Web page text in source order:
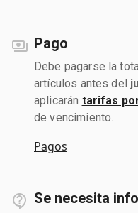
Pago
Debe pagarse la
artículos antes del
aplicarán tarifas
de vencimiento.
Pagos
Se necesita